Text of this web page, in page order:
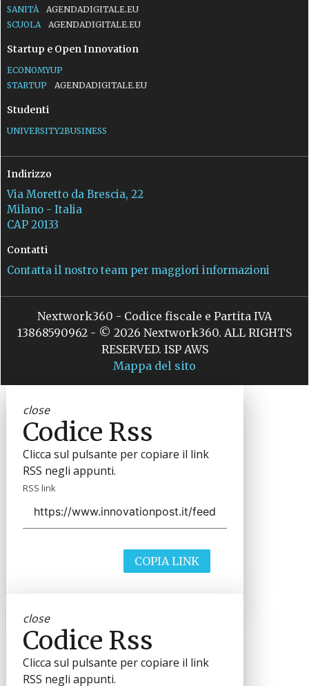
SANITÀ
AGENDADIGITALE.EU
SCUOLA
AGENDADIGITALE.EU
Startup e Open Innovation
ECONOMYUP
STARTUP
AGENDADIGITALE.EU
Studenti
UNIVERSITY2BUSINESS
Indirizzo
Via Moretto da Brescia, 22
Milano - Italia
CAP 20133
Contatti
Contatta il nostro team per maggiori informazioni
Nextwork360 - Codice fiscale e Partita IVA
13868590962 - © 2026 Nextwork360. ALL RIGHTS
RESERVED. ISP AWS
Mappa del sito
close
Codice Rss
Clicca sul pulsante per copiare il link
RSS negli appunti.
RSS link
COPIA LINK
close
Codice Rss
Clicca sul pulsante per copiare il link
RSS negli appunti.